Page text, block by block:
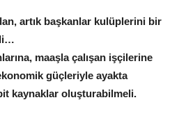
artık başkanlar kulüplerini bir
maaşla çalışan işçilerine
güçleriyle ayakta
kaynaklar oluşturabilmeli.